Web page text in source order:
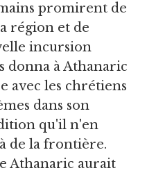
promirent de
région et de
incursion
donna à Athanaric
avec les chrétiens
dans son
qu'il n'en
de la frontière.
Athanaric aurait